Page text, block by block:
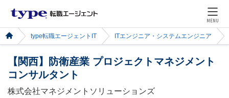
MENU
type転職エージェントIT ITエンジニア・システムエンジニア
【関西】防衛産業 プロジェクトマネジメント
コンサルタント
株式会社マネジメントソリューションズ